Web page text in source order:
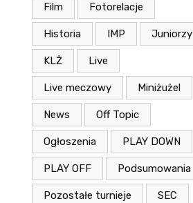
Film Fotorelacje
Historia IMP Juniorzy
KLŻ Live
Live meczowy Miniżużel
News Off Topic
Ogłoszenia PLAY DOWN
PLAY OFF Podsumowania
Pozostałe turnieje SEC